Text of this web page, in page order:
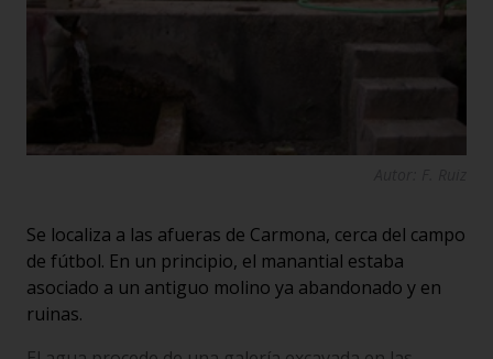
Se localiza a las afueras de Carmona, cerca del campo
de fútbol. En un principio, el manantial estaba
asociado a un antiguo molino ya abandonado y en
ruinas.